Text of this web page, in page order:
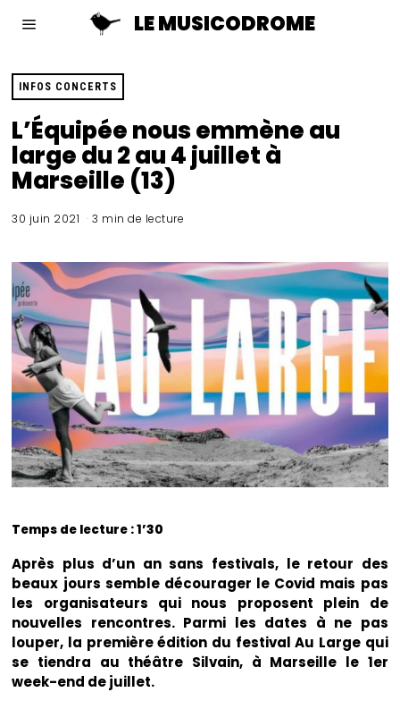
LE MUSICODROME
INFOS CONCERTS
L’Équipée nous emmène au
large du 2 au 4 juillet à
Marseille (13)
30 juin 2021 3 min de lecture
Temps de lecture : 1’30
Après plus d’un an sans festivals, le retour des
beaux jours semble décourager le Covid mais pas
les organisateurs qui nous proposent plein de
nouvelles rencontres. Parmi les dates à ne pas
louper, la première édition du festival Au Large qui
se tiendra au théâtre Silvain, à Marseille le 1er
week-end de juillet.